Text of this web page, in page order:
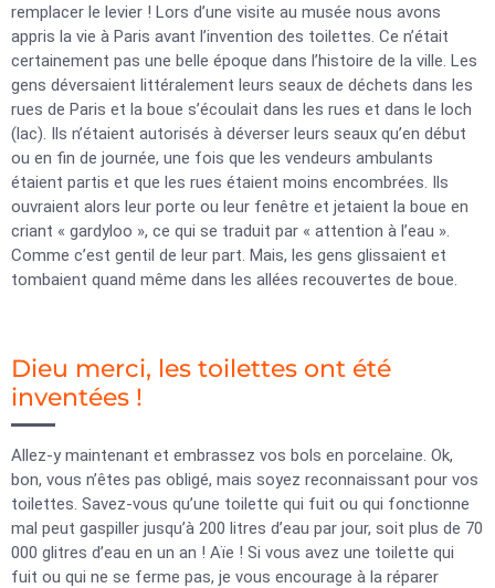
remplacer le levier ! Lors d’une visite au musée nous avons
appris la vie à Paris avant l’invention des toilettes. Ce n’était
certainement pas une belle époque dans l’histoire de la ville. Les
gens déversaient littéralement leurs seaux de déchets dans les
rues de Paris et la boue s’écoulait dans les rues et dans le loch
(lac). Ils n’étaient autorisés à déverser leurs seaux qu’en début
ou en fin de journée, une fois que les vendeurs ambulants
étaient partis et que les rues étaient moins encombrées. Ils
ouvraient alors leur porte ou leur fenêtre et jetaient la boue en
criant « gardyloo », ce qui se traduit par « attention à l’eau ».
Comme c’est gentil de leur part. Mais, les gens glissaient et
tombaient quand même dans les allées recouvertes de boue.
Dieu merci, les toilettes ont été
inventées !
Allez-y maintenant et embrassez vos bols en porcelaine. Ok,
bon, vous n’êtes pas obligé, mais soyez reconnaissant pour vos
toilettes. Savez-vous qu’une toilette qui fuit ou qui fonctionne
mal peut gaspiller jusqu’à 200 litres d’eau par jour, soit plus de 70
000 glitres d’eau en un an ! Aïe ! Si vous avez une toilette qui
fuit ou qui ne se ferme pas, je vous encourage à la réparer